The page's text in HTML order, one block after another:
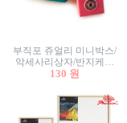
부직포 쥬얼리 미니박스/
악세사리상자/반지케이
스/반지상자/귀걸이상자/
130 원